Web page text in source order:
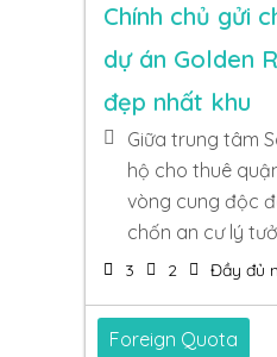
Chính chủ gửi
dự án Golden
đẹp nhất khu
Giữa trung tâm
hộ cho thuê
vòng cung độc
chốn an cư lý
3 2 Đầy đủ
Foreign Quota